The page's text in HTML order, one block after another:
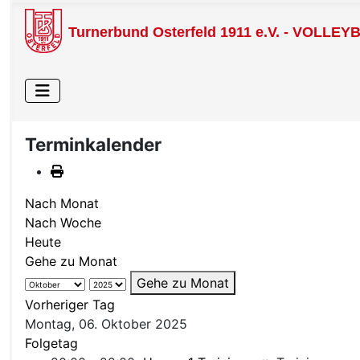
Turnerbund Osterfeld 1911 e.V. -
Terminkalender
Nach Monat
Nach Woche
Heute
Gehe zu Monat
Gehe zu Monat
Vorheriger Tag
Montag, 06. Oktober 2025
Folgetag